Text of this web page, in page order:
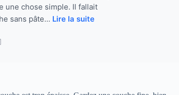
une chose simple. Il fallait
sans pâte... Lire la suite